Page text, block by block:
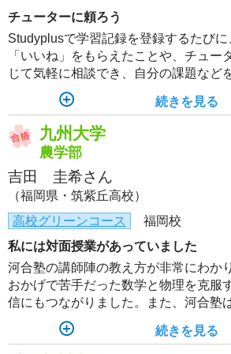
チューターに頼ろう
Studyplusで学習記録を登録するたび
「いいね」をもらえたことや、チュー
じて気軽に相談でき、自分の課題など
きたことが、モチベーション維持につ
続きを見る
九州大学
農学部
吉田 圭希さん
（福岡県・筑紫丘高校）
高校グリーンコース
福岡校
私には対面授業があっていました
河合塾の講師陣の教え方が非常にわか
おかげで苦手だった数学と物理を克服
信にもつながりました。また、河合塾
授業が終わった後に仲間と会話するこ
ました。一人で集中して勉強すること
続きを見る